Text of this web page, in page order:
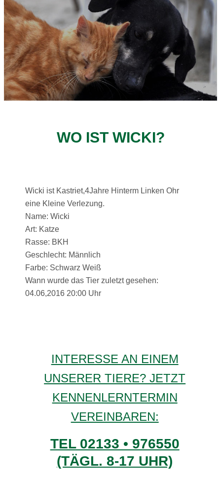
WO IST WICKI?
Wicki ist Kastriet,4Jahre Hinterm Linken Ohr
eine Kleine Verlezung.
Name: Wicki
Art: Katze
Rasse: BKH
Geschlecht: Männlich
Farbe: Schwarz Weiß
Wann wurde das Tier zuletzt gesehen:
04.06,2016 20:00 Uhr
INTERESSE AN EINEM
UNSERER TIERE? JETZT
KENNENLERNTERMIN
VEREINBAREN:
TEL 02133 • 976550
(TÄGL. 8-17 UHR)